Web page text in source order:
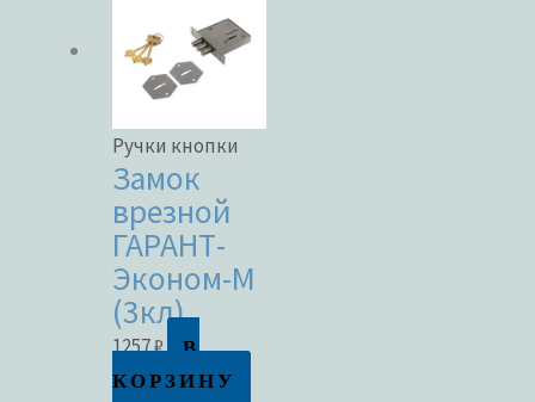
Ручки кнопки
Замок
врезной
ГАРАНТ-
Эконом-М
(3кл)
1257₽
В
КОРЗИНУ